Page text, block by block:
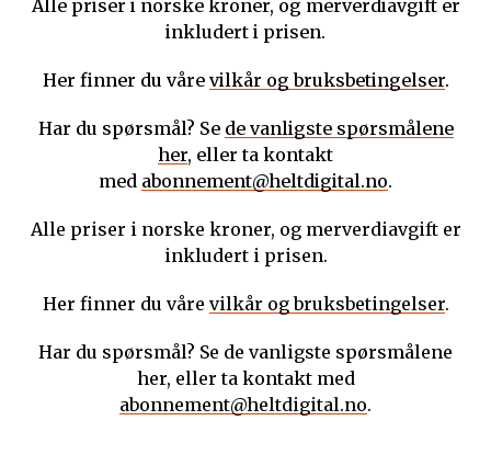
Alle priser i norske kroner, og merverdiavgift er
inkludert i prisen.
Her finner du våre vilkår og bruksbetingelser.
Har du spørsmål? Se de vanligste spørsmålene
her, eller ta kontakt
med abonnement@heltdigital.no.
Alle priser i norske kroner, og merverdiavgift er
inkludert i prisen.
Her finner du våre vilkår og bruksbetingelser.
Har du spørsmål? Se de vanligste spørsmålene
her, eller ta kontakt med
abonnement@heltdigital.no.